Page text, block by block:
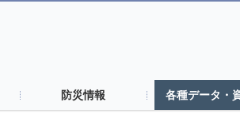
防災情報 各種データ・